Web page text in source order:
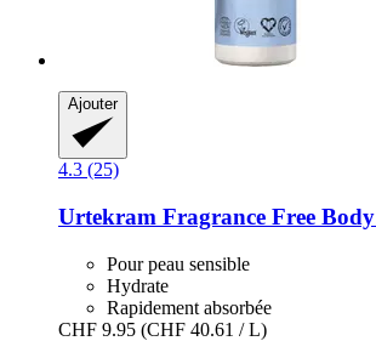
Ajouter
4.3 (25)
Urtekram Fragrance Free
Pour peau sensible
Hydrate
Rapidement absorbée
CHF 9.95 (CHF 40.61 / L)